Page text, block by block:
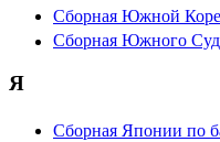
Сборная Южной
Сборная Южного
Я
Сборная Японии по